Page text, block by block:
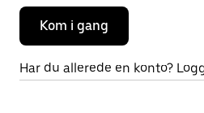
Kom i gang
Har du allerede en konto?